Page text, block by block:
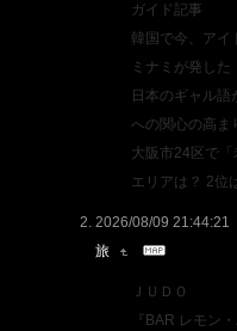
ガイド記事
韓国で今、アイ
ミナミが発した
日本のギャル
への関心の高ま
大阪市24区で「
エリアは？ 2位
2026/08/09 21:44:21
旅
ＪＵＤＯ
『BAR レモン・